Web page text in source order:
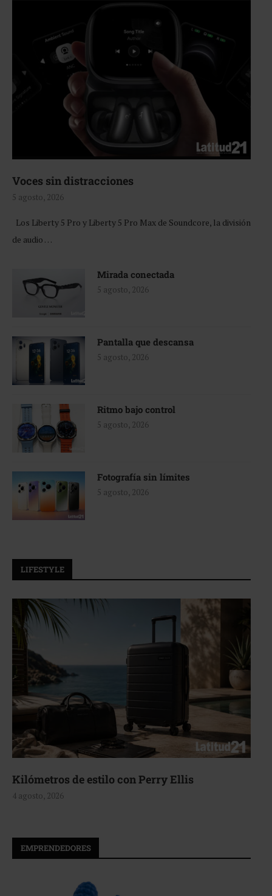
Voces sin distracciones
5 agosto, 2026
Los Liberty 5 Pro y Liberty 5 Pro Max de Soundcore, la división
de audio …
Mirada conectada
5 agosto, 2026
Pantalla que descansa
5 agosto, 2026
Ritmo bajo control
5 agosto, 2026
Fotografía sin límites
5 agosto, 2026
LIFESTYLE
Kilómetros de estilo con Perry Ellis
4 agosto, 2026
EMPRENDEDORES